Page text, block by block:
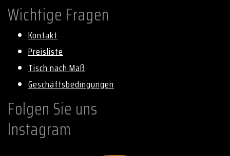
Wichtige Fragen
Kontakt
Preisliste
Tisch nach Maß
Geschäftsbedingungen
Folgen Sie uns
Instagram